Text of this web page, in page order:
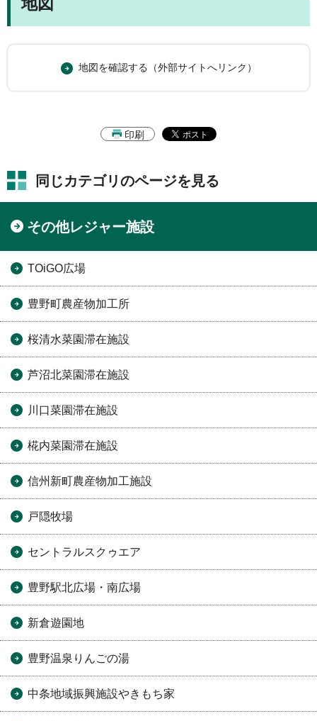
地図を確認する（外部サイトへリンク）
印刷
同じカテゴリのページを見る
その他レジャー施設
TOiGO広場
豊野町農産物加工所
桜清水菜園滞在施設
芦沼北菜園滞在施設
川口菜園滞在施設
椛内菜園滞在施設
信州新町農産物加工施設
戸隠牧場
セントラルスクゥエア
豊野駅北広場・南広場
新倉遊園地
豊野温泉りんごの湯
中条地域振興施設やきもち家